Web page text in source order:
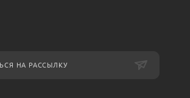
НА РАССЫЛКУ